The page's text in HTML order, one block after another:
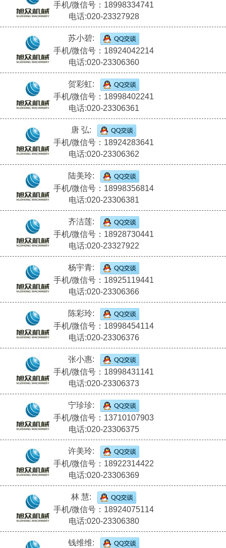
手机/微信号：18998334741
电话:020-23327928
苏小碧:
手机/微信号：18924042214
电话:020-23306360
贺彩虹:
手机/微信号：18998402241
电话:020-23306361
唐 弘:
手机/微信号：18924283641
电话:020-23306362
陆美玲:
手机/微信号：18998356814
电话:020-23306381
齐洁莲:
手机/微信号：18928730441
电话:020-23327922
杨宇青:
手机/微信号：18925119441
电话:020-23306366
陈彩玲:
手机/微信号：18998454114
电话:020-23306376
张小惠:
手机/微信号：18998431141
电话:020-23306373
宁珍珍:
手机/微信号：13710107903
电话:020-23306375
许美玲:
手机/微信号：18922314422
电话:020-23306369
林 慧:
手机/微信号：18924075114
电话:020-23306380
钱维维: